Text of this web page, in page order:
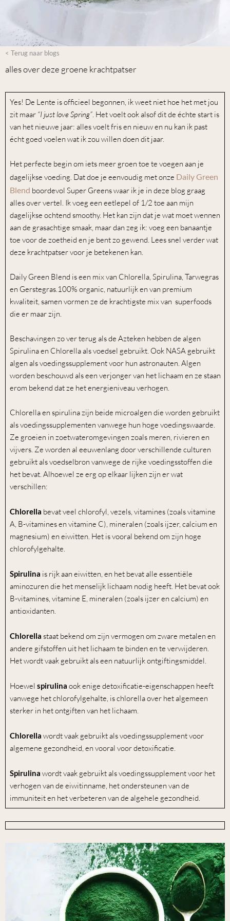
< Terug naar blogs
alles over deze groene krachtpatser
Yes! De Lente is officieel begonnen, ik weet niet hoe het met jou
zit maar “I just love Spring”. Het voelt ook alsof dit de échte start is
van het nieuwe jaar: alles voelt fris en nieuw en nu kan ik past
écht goed voelen wat ik zou willen doen dit jaar.
Het perfecte begin om iets meer groen toe te voegen aan je
dagelijkse voeding. Dat doe je eenvoudig met onze Daily Green
Blend boordevol Super Greens waar ik je in deze blog graag
alles over vertel. Ik voeg een eetlepel of 1/2 toe aan mijn
dagelijkse ochtend smoothy. Het kan zijn dat je wat moet wennen
aan de grasachtige smaak, maar dan zeg ik: voeg een banaantje
toe voor de zoetheid en je bent zo gewend. Lees snel verder wat
deze krachtpatser voor je betekenen kan.
Daily Green Blend is een mix van Chlorella, Spirulina, Tarwegras
en Gerstegras.100% organic, natuurlijk en van premium
kwaliteit, samen vormen ze de krachtigste mix van superfoods
die er maar zijn.
Beschavingen zo ver terug als de Azteken hebben de algen
Spirulina en Chlorella als voedsel gebruikt. Ook NASA gebruikt
algen als voedingssupplement voor hun astronauten. Algen
worden beschouwd als een verjonger van het lichaam en ze staan
erom bekend dat ze het energieniveau verhogen.
Chlorella en spirulina zijn beide microalgen die worden gebruikt
als voedingssupplementen vanwege hun hoge voedingswaarde.
Ze groeien in zoetwateromgevingen zoals meren, rivieren en
vijvers. Ze worden al eeuwenlang door verschillende culturen
gebruikt als voedselbron vanwege de rijke voedingsstoffen die
het bevat. Alhoewel ze erg op elkaar lijken zijn er wat
verschillen:
Chlorella bevat veel chlorofyl, vezels, vitamines (zoals vitamine
A, B-vitamines en vitamine C), mineralen (zoals ijzer, calcium en
magnesium) en eiwitten. Het is vooral bekend om zijn hoge
chlorofylgehalte.
Spirulina is rijk aan eiwitten, en het bevat alle essentiële
aminozuren die het menselijk lichaam nodig heeft. Het bevat ook
B-vitamines, vitamine E, mineralen (zoals ijzer en calcium) en
antioxidanten.
Chlorella staat bekend om zijn vermogen om zware metalen en
andere gifstoffen uit het lichaam te binden en te verwijderen.
Het wordt vaak gebruikt als een natuurlijk ontgiftingsmiddel.
Hoewel spirulina ook enige detoxificatie-eigenschappen heeft
vanwege het chlorofylgehalte, is chlorella over het algemeen
sterker in het ontgiften van het lichaam.
Chlorella wordt vaak gebruikt als voedingssupplement voor
algemene gezondheid, en vooral voor detoxificatie.
Spirulina wordt vaak gebruikt als voedingssupplement voor het
verhogen van de eiwitinname, het ondersteunen van de
immuniteit en het verbeteren van de algehele gezondheid.